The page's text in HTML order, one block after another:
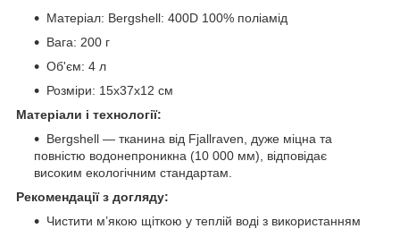
Матеріал: Bergshell: 400D 100% поліамід
Вага: 200 г
Об'єм: 4 л
Розміри: 15x37x12 см
Матеріали і технології:
Bergshell — тканина від Fjallraven, дуже міцна та
повністю водонепроникна (10 000 мм), відповідає
високим екологічним стандартам.
Рекомендації з догляду:
Чистити м’якою щіткою у теплій воді з використанням